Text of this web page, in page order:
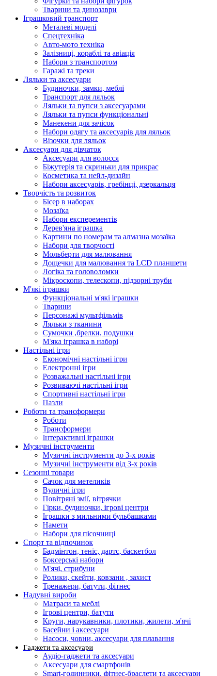
Тварини та динозаври
Іграшковий транспорт
Металеві моделі
Спецтехніка
Авто-мото техніка
Залізниці, кораблі та авіація
Набори з транспортом
Гаражі та треки
Ляльки та аксесуари
Будиночки, замки, меблі
Транспорт для ляльок
Ляльки та пупси з аксесуарами
Ляльки та пупси функціональні
Манекени для зачісок
Набори одягу та аксесуарів для ляльок
Візочки для ляльок
Аксесуари для дівчаток
Аксесуари для волосся
Біжутерія та скриньки для прикрас
Косметика та нейл-дизайн
Набори аксесуарів, гребінці, дзеркальця
Творчість та розвиток
Бісер в наборах
Мозаїка
Набори експерементів
Дерев'яна іграшка
Картини по номерам та алмазна мозаїка
Набори для творчості
Мольберти для малювання
Дощечки для малювання та LCD планшети
Логіка та головоломки
Мікроскопи, телескопи, підзорні труби
М'які іграшки
Функціональні м'які іграшки
Тварини
Персонажі мультфільмів
Ляльки з тканини
Сумочки ,брелки, подушки
М'яка іграшка в наборі
Настільні ігри
Економічні настільні ігри
Електронні ігри
Розважальні настільні ігри
Розвиваючі настільні ігри
Спортивні настільні ігри
Пазли
Роботи та трансформери
Роботи
Трансформери
Інтерактивні іграшки
Музичні інструменти
Музичні інструменти до 3-х років
Музичні інструменти від 3-х років
Сезонні товари
Сачок для метеликів
Вуличні ігри
Повітряні змії, вітрячки
Гірки, будиночки, ігрові центри
Іграшки з мильними бульбашками
Намети
Набори для пісочниці
Спорт та відпочинок
Бадмінтон, теніс, дартс, баскетбол
Боксерські набори
М'ячі, стрибуни
Ролики, скейти, ковзани , захист
Тренажери, батути, фітнес
Надувні вироби
Матраси та меблі
Ігрові центри, батути
Круги, нарукавники, плотики, жилети, м'ячі
Басейни і аксесуари
Насоси, човни, аксесуари для плавання
Гаджети та аксесуари
Аудіо-гаджети та аксесуари
Аксесуари для смартфонів
Smart-годинники, фітнес-браслети та аксесуари